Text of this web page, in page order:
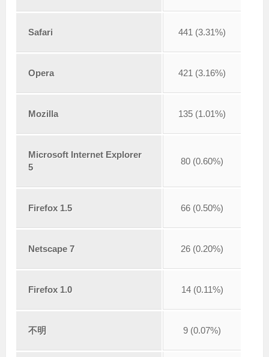
Safari 441 (3.31%)
Opera 421 (3.16%)
Mozilla 135 (1.01%)
Microsoft Internet Explorer
5
80 (0.60%)
Firefox 1.5 66 (0.50%)
Netscape 7 26 (0.20%)
Firefox 1.0 14 (0.11%)
不明 9 (0.07%)